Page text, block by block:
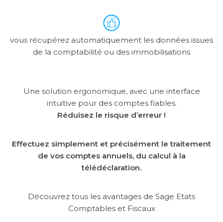
INFOGRAPHIE
vous récupérez automatiquement les données issues
de la comptabilité ou des immobilisations
Une solution ergonomique, avec une interface
intuitive pour des comptes fiables.
Réduisez le risque d’erreur !
Effectuez simplement et précisément le traitement
de vos comptes annuels, du calcul à la
télédéclaration.
Découvrez tous les avantages de Sage Etats
Comptables et Fiscaux